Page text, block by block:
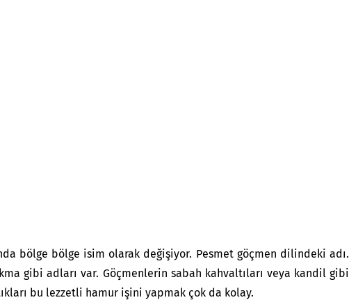
bölge bölge isim olarak değişiyor. Pesmet göçmen dilindeki adı.
gibi adları var. Göçmenlerin sabah kahvaltıları veya kandil gibi
bu lezzetli hamur işini yapmak çok da kolay.